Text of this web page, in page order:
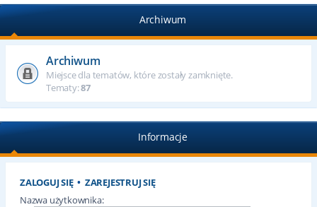
Archiwum
Archiwum
Miejsce dla tematów, które zostały zamknięte.
Tematy:87
Informacje
ZALOGUJ SIĘ• ZAREJESTRUJ SIĘ
Nazwa użytkownika: